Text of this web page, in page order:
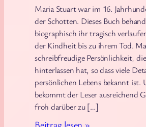
e
s
K
ö
n
i
g
Maria Stuart war im 16.
der Schotten. Dieses Buch
biographisch ihr tragisch
der Kindheit bis zu ihrem Tod.
schreibfreudige Persönlichkeit,
hinterlassen hat, so dass viele
persönlichen Lebens bekannt ist.
bekommt der Leser ausreichend
froh darüber zu […]
: